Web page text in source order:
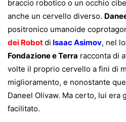
braccio robotico o un occhio
anche un cervello diverso.
positronico umanoide
dei Robotdi Isaac Asimov, nel
Fondazione e Terra racconta di
volte il proprio cervello a fini di
miglioramento, e nonostante
Daneel Olivaw. Ma certo, lui era
facilitato.